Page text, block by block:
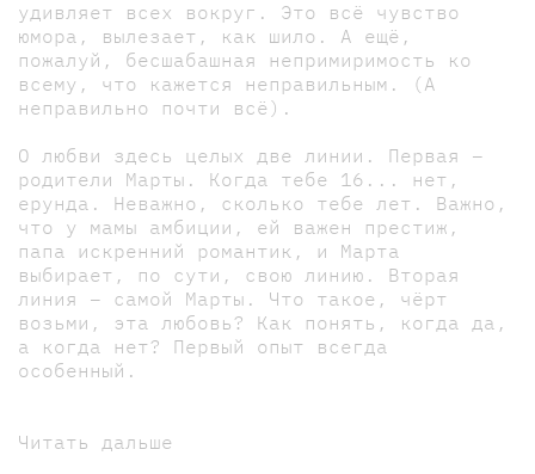
удивляет всех вокруг. Это всё чувство
юмора, вылезает, как шило. А ещё,
пожалуй, бесшабашная непримиримость ко
всему, что кажется неправильным. (А
неправильно почти всё).
О любви здесь целых две линии. Первая –
родители Марты. Когда тебе 16... нет,
ерунда. Неважно, сколько тебе лет. Важно,
что у мамы амбиции, ей важен престиж,
папа искренний романтик, и Марта
выбирает, по сути, свою линию. Вторая
линия – самой Марты. Что такое, чёрт
возьми, эта любовь? Как понять, когда да,
а когда нет? Первый опыт всегда
особенный.
Читать дальше